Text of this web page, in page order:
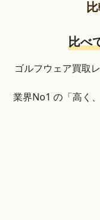
比べ
ゴルフウェア買取
業界No1 の「高く